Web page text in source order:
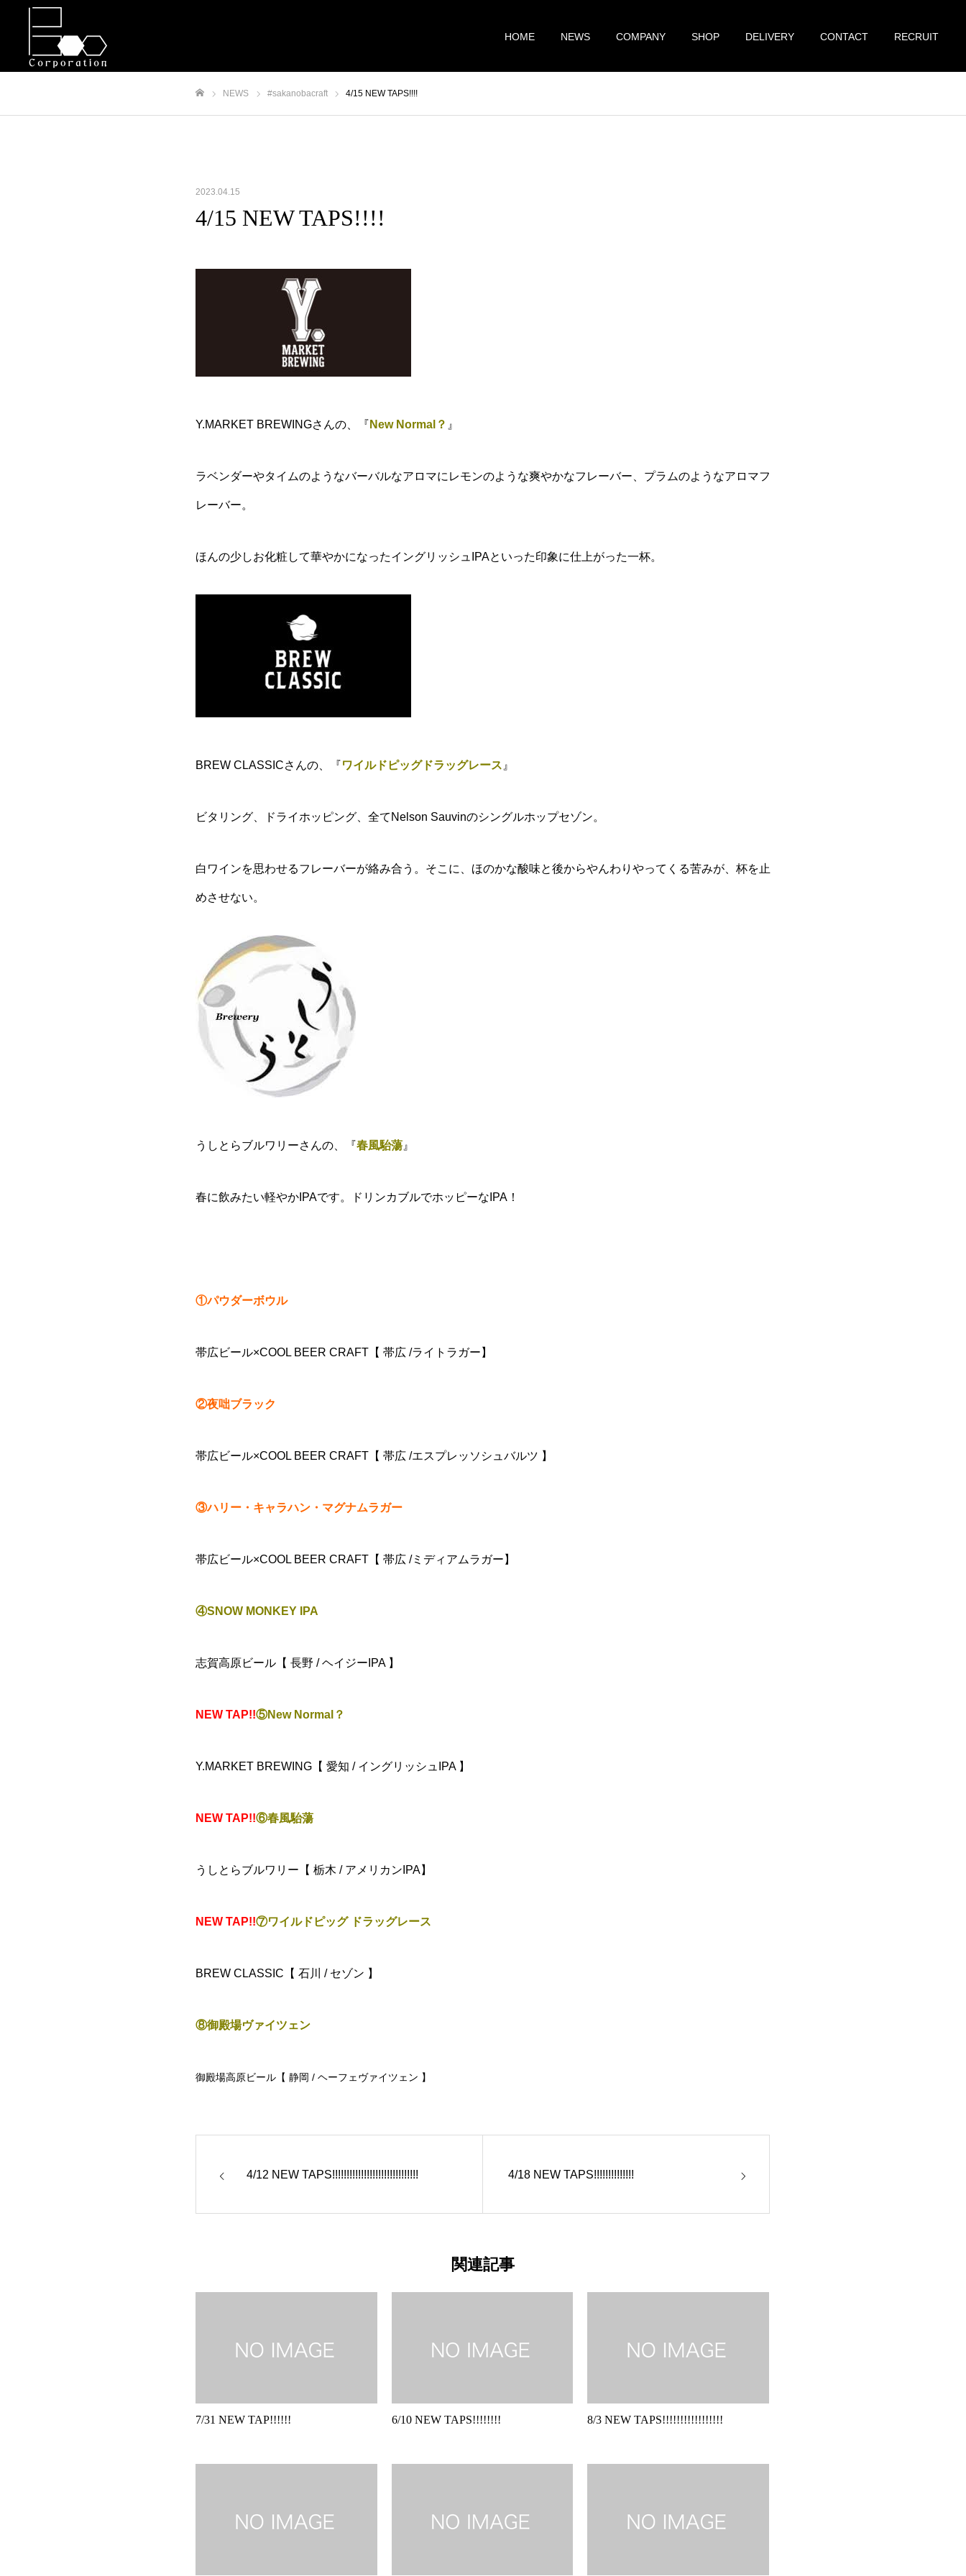
HOME NEWS COMPANY SHOP DELIVERY CONTACT RECRUIT
NEWS #sakanobacraft 4/15 NEW TAPS!!!!
2023.04.15
4/15 NEW TAPS!!!!
Y.MARKET BREWINGさんの、『 New Normal？ 』
ラベンダーやタイムのようなバーバルなアロマにレモンのような爽やかなフレーバー、プラムのようなアロマフ
レーバー。
ほんの少しお化粧して華やかになったイングリッシュIPAといった印象に仕上がった一杯。
BREW CLASSICさんの、『ワイルドピッグドラッグレース 』
ビタリング、ドライホッピング、全てNelson Sauvinのシングルホップセゾン。
白ワインを思わせるフレーバーが絡み合う。そこに、ほのかな酸味と後からやんわりやってくる苦みが、杯を止
めさせない。
うしとらブルワリーさんの、『春風駘蕩 』
春に飲みたい軽やかIPAです。ドリンカブルでホッピーなIPA！
①パウダーボウル
帯広ビール×COOL BEER CRAFT【 帯広 /ライトラガー】
②夜咄ブラック
帯広ビール×COOL BEER CRAFT【 帯広 /エスプレッソシュバルツ 】
③ハリー・キャラハン・マグナムラガー
帯広ビール×COOL BEER CRAFT【 帯広 /ミディアムラガー】
④SNOW MONKEY IPA
志賀高原ビール【 長野 / ヘイジーIPA 】
NEW TAP!!⑤New Normal？
Y.MARKET BREWING【 愛知 / イングリッシュIPA 】
NEW TAP!!⑥春風駘蕩
うしとらブルワリー【 栃木 / アメリカンIPA】
NEW TAP!!⑦ワイルドピッグ ドラッグレース
BREW CLASSIC【 石川 / セゾン 】
⑧御殿場ヴァイツェン
御殿場高原ビール【 静岡 / ヘーフェヴァイツェン 】
4/12 NEW TAPS!!!!!!!!!!!!!!!!!!!!!!!!!!!!!! 4/18 NEW TAPS!!!!!!!!!!!!!!
関連記事
7/31 NEW TAP!!!!!! 6/10 NEW TAPS!!!!!!!! 8/3 NEW TAPS!!!!!!!!!!!!!!!!!